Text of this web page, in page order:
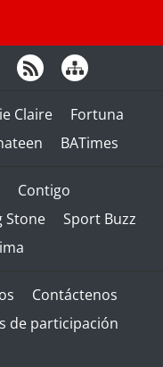
Claire
Fortuna
BATimes
Contigo
Stone
Sport Buzz
Contáctenos
de participación